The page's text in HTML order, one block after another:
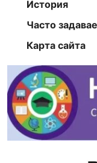
История
Часто
Карта сайта